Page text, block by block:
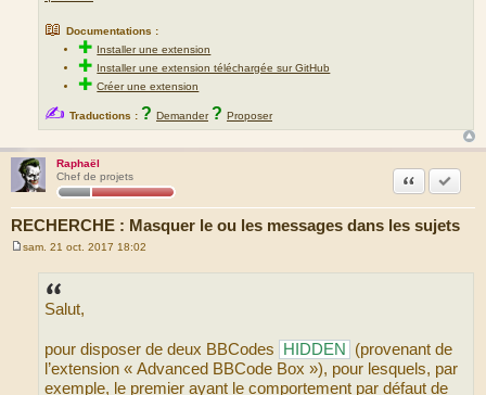
📖 Documentations :
✚ Installer une extension
✚ Installer une extension téléchargée sur GitHub
✚Créer une extension
✍ Traductions : ? Demander ? Proposer
Raphaël
Chef de projets
RECHERCHE : Masquer le ou les messages dans les sujets
Citation
sam. 21 oct. 2017 18:02
Salut,
pour disposer de deux BBCodes HIDDEN
(provenant de
l’extension « Advanced BBCode Box »), pour lesquels, par
exemple, le premier ayant le comportement par défaut de